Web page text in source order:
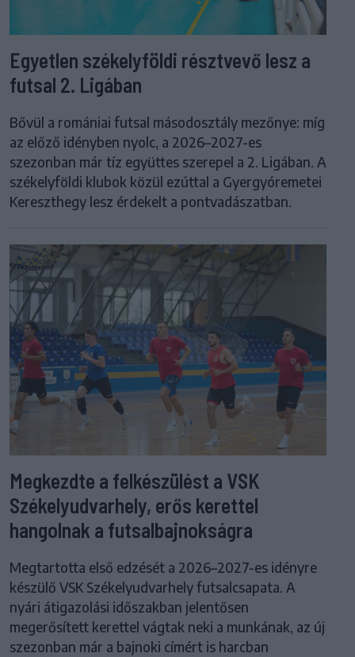
Egyetlen székelyföldi résztvevő lesz a
futsal 2. Ligában
Bővül a romániai futsal másodosztály mezőnye: míg
az előző idényben nyolc, a 2026–2027-es
szezonban már tíz együttes szerepel a 2. Ligában. A
székelyföldi klubok közül ezúttal a Gyergyóremetei
Kereszthegy lesz érdekelt a pontvadászatban.
Megkezdte a felkészülést a VSK
Székelyudvarhely, erős kerettel
hangolnak a futsalbajnokságra
Megtartotta első edzését a 2026–2027-es idényre
készülő VSK Székelyudvarhely futsalcsapata. A
nyári átigazolási időszakban jelentősen
megerősített kerettel vágtak neki a munkának, az új
szezonban már a bajnoki címért is harcban